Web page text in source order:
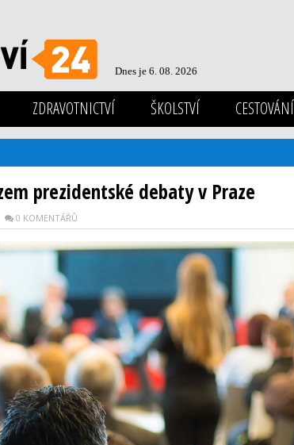
Dnes je 6. 08. 2026
ZDRAVOTNICTVÍ ŠKOLSTVÍ CESTOVÁNÍ
prezidentské debaty v Praze
0 KOMENTÁŘŮ